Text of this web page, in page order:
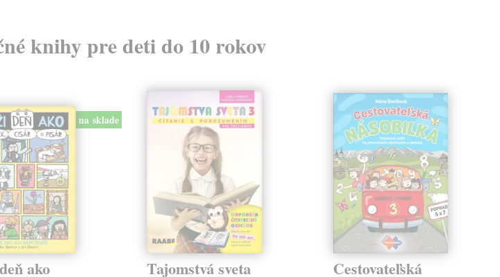
knihy pre deti do 10 rokov
na sklade
ako Tajomstvá sveta Cestovateľská